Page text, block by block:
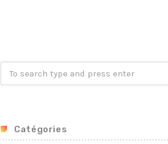
Congé supplémentaire de naissance
Catégories